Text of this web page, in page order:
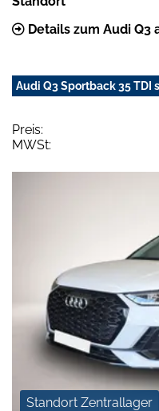
Details zum Audi Q3
Audi Q3 Sportback 35 TDI
Preis:
MWSt:
Standort Zentrallager